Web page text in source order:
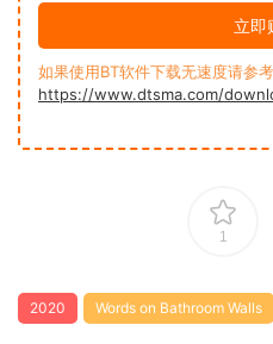
立即
如果使用BT软件下载无速度请参考
https://www.dtsma.com/
1
2020 Words on Bathroom Walls